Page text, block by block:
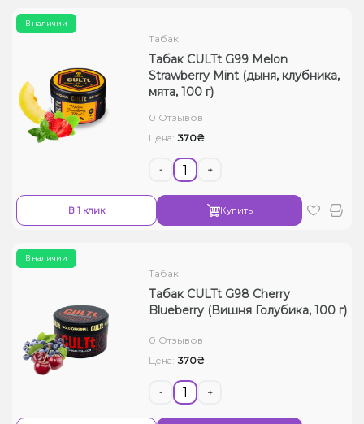
В наличии
Табак
Табак CULTt G99 Melon
Strawberry Mint (дыня, клубника,
мята, 100 г)
0 Отзывов
Цена: 370₴
- +
В 1 клик Купить
В наличии
Табак
Табак CULTt G98 Cherry
Blueberry (Вишня Голубика, 100 г)
0 Отзывов
Цена: 370₴
- +